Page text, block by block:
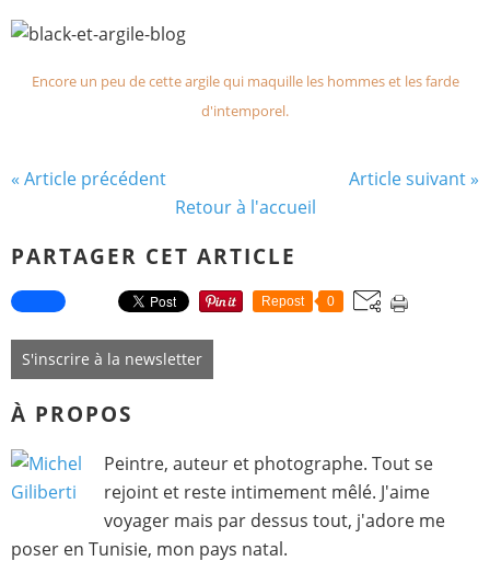
Encore un peu de cette argile qui maquille les hommes et les farde
d'intemporel.
« Article précédent
Article suivant »
Retour à l'accueil
PARTAGER CET ARTICLE
Repost 0
S'inscrire à la newsletter
À PROPOS
Peintre, auteur et photographe. Tout se
rejoint et reste intimement mêlé. J'aime
voyager mais par dessus tout, j'adore me
poser en Tunisie, mon pays natal.